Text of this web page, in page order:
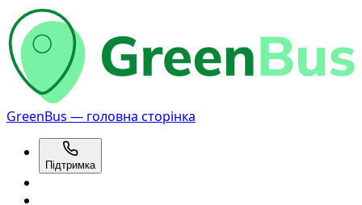
GreenBus — головна сторінка
Підтримка